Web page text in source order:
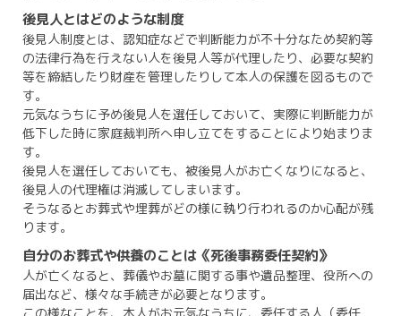
後見人とはどのような制度
後見人制度とは、認知症などで判断能力が不十分なため契約等
の法律行為を行えない人を後見人等が代理したり、必要な契約
等を締結したり財産を管理したりして本人の保護を図るもので
す。
元気なうちに予め後見人を選任しておいて、実際に判断能力が
低下した時に家庭裁判所へ申し立てをすることにより始まりま
す。
後見人を選任しておいても、被後見人がお亡くなりになると、
後見人の代理権は消滅してしまいます。
そうなるとお葬式や埋葬がどの様に執り行われるのか心配が残
ります。
自分のお葬式や供養のことは《死後事務委任契約》
人が亡くなると、葬儀やお墓に関する事や遺品整理、役所への
届出など、様々な手続きが必要となります。
この様なことを、本人がお元気なうちに、委任する人（委任